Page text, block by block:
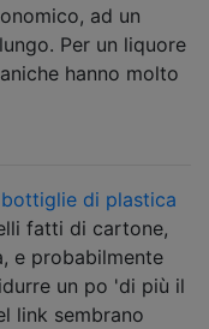
ad un
Per un liquore
hanno molto
di plastica
fatti di cartone,
e probabilmente
un po 'di più il
link sembrano